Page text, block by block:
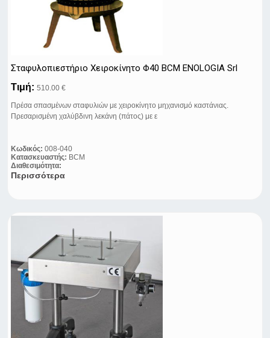
Σταφυλοπιεστήριo Xειροκίνητo Φ40 BCM ENOLOGIA Srl
Τιμή: 510.00 €
Πρέσα σπασμένων σταφυλιών με χειροκίνητο μηχανισμό καστάνιας.
Πρεσαρισμένη χαλύβδινη λεκάνη (πάτος) με ε
Κωδικός: 008-040
Κατασκευαστής: BCM
Διαθεσιμότητα:
Περισσότερα